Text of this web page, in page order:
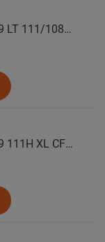
COMFORSER Автошина 255/55 R19 LT 111/108S CF1100 RWL лето
COMFORSER Автошина 255/55 R19 111H XL CF1100 RWL лето